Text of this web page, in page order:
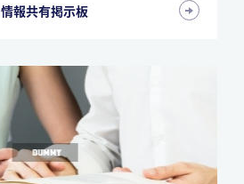
情報共有掲示板